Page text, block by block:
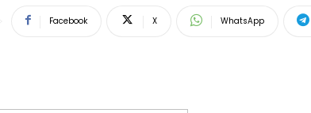
Facebook X WhatsApp